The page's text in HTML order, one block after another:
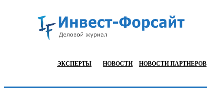
ЭКСПЕРТЫ НОВОСТИ НОВОСТИ ПАРТНЕРОВ